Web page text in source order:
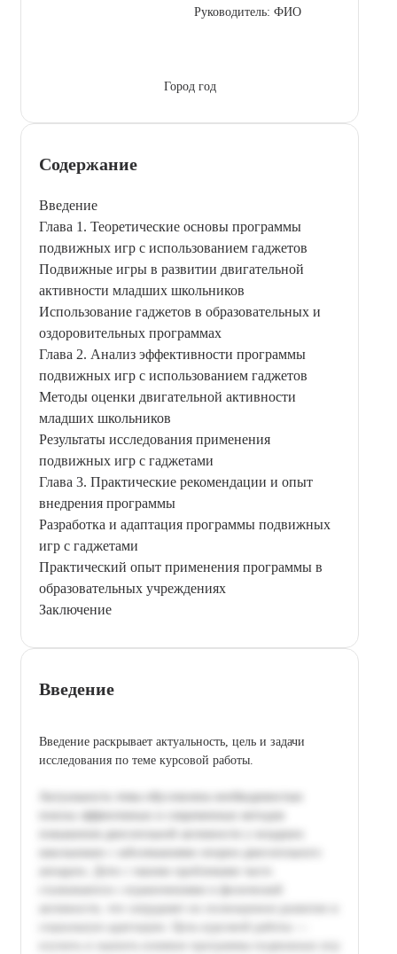
Руководитель: ФИО
Город год
Содержание
Введение
Глава 1. Теоретические основы программы
подвижных игр с использованием гаджетов
Подвижные игры в развитии двигательной
активности младших школьников
Использование гаджетов в образовательных и
оздоровительных программах
Глава 2. Анализ эффективности программы
подвижных игр с использованием гаджетов
Методы оценки двигательной активности
младших школьников
Результаты исследования применения
подвижных игр с гаджетами
Глава 3. Практические рекомендации и опыт
внедрения программы
Разработка и адаптация программы подвижных
игр с гаджетами
Практический опыт применения программы в
образовательных учреждениях
Заключение
Введение
Введение раскрывает актуальность, цель и задачи
исследования по теме курсовой работы.